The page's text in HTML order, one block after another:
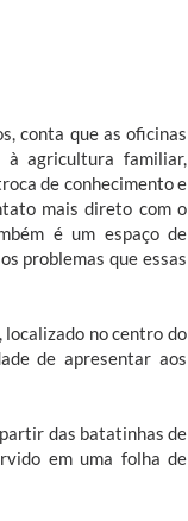
conta que as oficinas
à agricultura familiar,
de conhecimento e
mais direto com o
é um espaço de
problemas que essas
localizado no centro do
de apresentar aos
das batatinhas de
em uma folha de